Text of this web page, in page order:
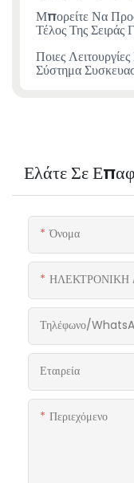
Μπορείτε Να
Τέλος Της Σειράς
Ποιες
Σύστημα
Ελάτε Σε
Όνομα
ΗΛΕΚΤΡΟΝΙΚΗ
Τηλέφωνο/
Εταιρεία
Περιεχόμενο